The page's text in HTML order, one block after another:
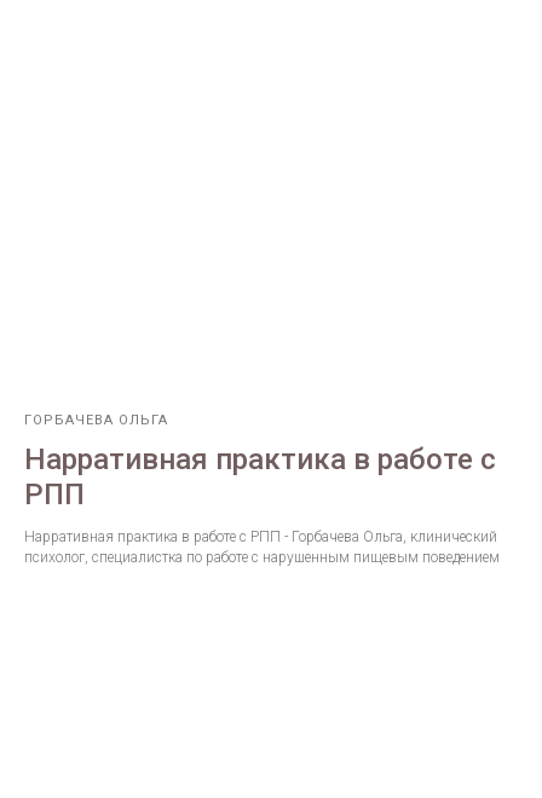
ГОРБАЧЕВА ОЛЬГА
Нарративная практика в работе с
РПП
Нарративная практика в работе с РПП - Горбачева Ольга, клинический
психолог, специалистка по работе с нарушенным пищевым поведением